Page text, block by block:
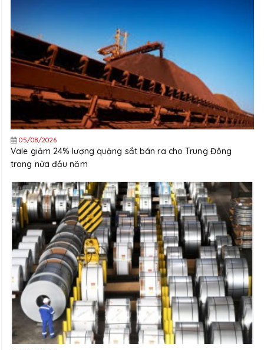
05/08/2026
Vale giảm 24% lượng quặng sắt bán ra cho Trung Đông
trong nửa đầu năm